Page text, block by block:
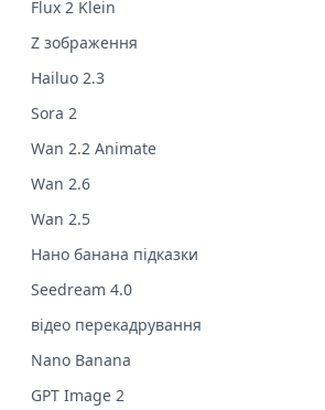
Flux 2 Klein
Z зображення
Hailuo 2.3
Sora 2
Wan 2.2 Animate
Wan 2.6
Wan 2.5
Нано банана підказки
Seedream 4.0
відео перекадрування
Nano Banana
GPT Image 2